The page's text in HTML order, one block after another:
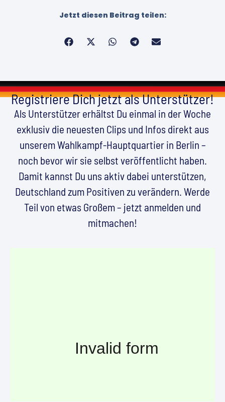
Jetzt diesen Beitrag teilen:
Registriere Dich jetzt als Unterstützer!
Als Unterstützer erhältst Du einmal in der Woche
exklusiv die neuesten Clips und Infos direkt aus
unserem Wahlkampf-Hauptquartier in Berlin –
noch bevor wir sie selbst veröffentlicht haben.
Damit kannst Du uns aktiv dabei unterstützen,
Deutschland zum Positiven zu verändern. Werde
Teil von etwas Großem – jetzt anmelden und
mitmachen!